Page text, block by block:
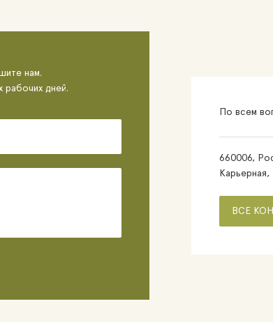
нам.
рабочих дней.
По всем
660006,
Карьерная,
ВСЕ